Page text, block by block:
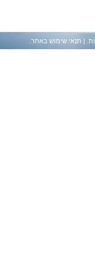
. | תנאי שימוש באתר